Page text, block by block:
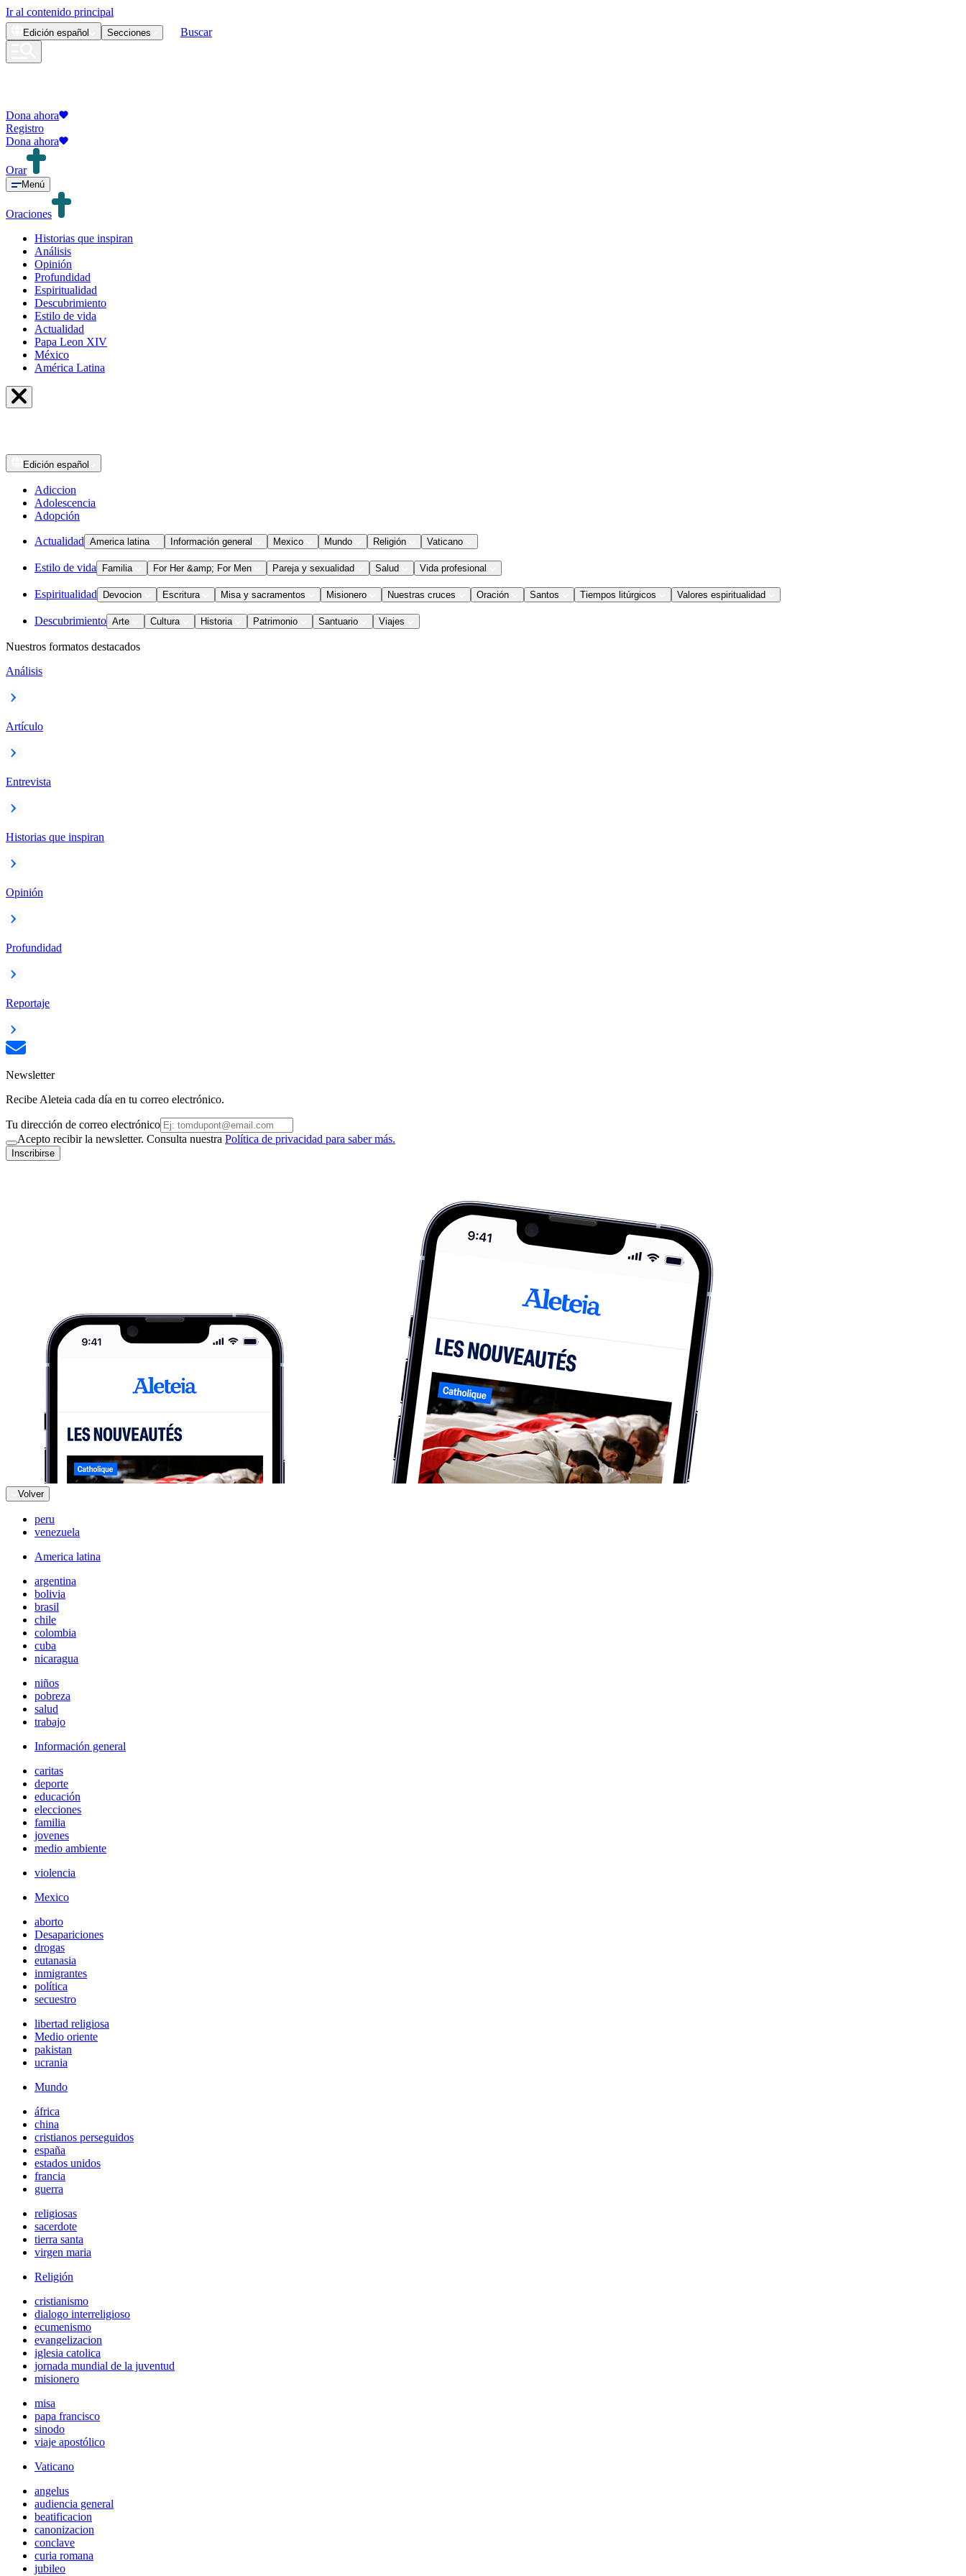
Ir al contenido principal
Edición español Secciones Buscar
Dona ahora
Registro
Dona ahora
Orar
Menú
Oraciones
Historias que inspiran
Análisis
Opinión
Profundidad
Espiritualidad
Descubrimiento
Estilo de vida
Actualidad
Papa Leon XIV
México
América Latina
Edición español
Adiccion
Adolescencia
Adopción
Actualidad America latina Información general Mexico Mundo Religión Vaticano
Estilo de vida Familia For Her &amp; For Men Pareja y sexualidad Salud Vida profesional
Espiritualidad Devocion Escritura Misa y sacramentos Misionero Nuestras cruces Oración Santos Tiempos litúrgicos Valores espiritualidad
Descubrimiento Arte Cultura Historia Patrimonio Santuario Viajes
Nuestros formatos destacados
Análisis
Artículo
Entrevista
Historias que inspiran
Opinión
Profundidad
Reportaje
Newsletter
Recibe Aleteia cada día en tu correo electrónico.
Tu dirección de correo electrónico
Acepto recibir la newsletter. Consulta nuestra Política de privacidad para saber más.
Inscribirse
Volver
peru
venezuela
America latina
argentina
bolivia
brasil
chile
colombia
cuba
nicaragua
niños
pobreza
salud
trabajo
Información general
caritas
deporte
educación
elecciones
familia
jovenes
medio ambiente
violencia
Mexico
aborto
Desapariciones
drogas
eutanasia
inmigrantes
política
secuestro
libertad religiosa
Medio oriente
pakistan
ucrania
Mundo
áfrica
china
cristianos perseguidos
españa
estados unidos
francia
guerra
religiosas
sacerdote
tierra santa
virgen maria
Religión
cristianismo
dialogo interreligioso
ecumenismo
evangelizacion
iglesia catolica
jornada mundial de la juventud
misionero
misa
papa francisco
sinodo
viaje apostólico
Vaticano
angelus
audiencia general
beatificacion
canonizacion
conclave
curia romana
jubileo